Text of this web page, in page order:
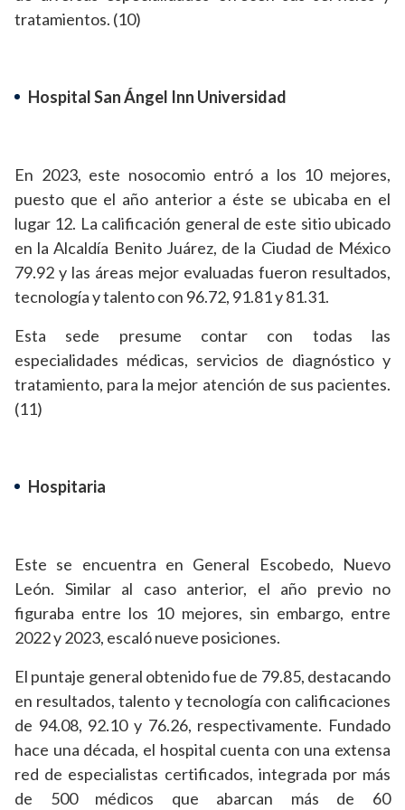
tratamientos. (10)
Hospital San Ángel Inn Universidad
En 2023, este nosocomio entró a los 10 mejores,
puesto que el año anterior a éste se ubicaba en el
lugar 12. La calificación general de este sitio ubicado
en la Alcaldía Benito Juárez, de la Ciudad de México
79.92 y las áreas mejor evaluadas fueron resultados,
tecnología y talento con 96.72, 91.81 y 81.31.
Esta sede presume contar con todas las
especialidades médicas, servicios de diagnóstico y
tratamiento, para la mejor atención de sus pacientes.
(11)
Hospitaria
Este se encuentra en General Escobedo, Nuevo
León. Similar al caso anterior, el año previo no
figuraba entre los 10 mejores, sin embargo, entre
2022 y 2023, escaló nueve posiciones.
El puntaje general obtenido fue de 79.85, destacando
en resultados, talento y tecnología con calificaciones
de 94.08, 92.10 y 76.26, respectivamente. Fundado
hace una década, el hospital cuenta con una extensa
red de especialistas certificados, integrada por más
de 500 médicos que abarcan más de 60